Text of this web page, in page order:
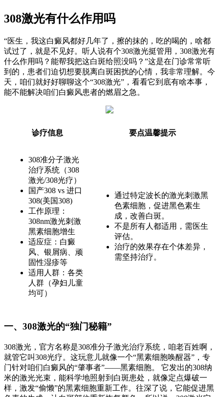
308激光有什么作用吗
“医生，我这白癜风都好几年了，擦的抹的，吃的喝的，啥都
试过了，就是不见好。听人说有个308激光挺管用，308激光有
什么作用吗？能帮我把这白斑给照没吗？”这是在门诊常常听
到的，患者们迫切想要脱离白斑困扰的心情，我非常理解。今
天，咱们就好好聊聊这个“308激光”，看看它到底有啥本事，
能不能解决咱们白癜风患者的燃眉之急。
诊疗信息 要点温馨提示
308准分子激光
治疗系统（308
激光/308光疗）
国产308 vs 进口
308(美国308)
工作原理：
308nm激光刺激
黑素细胞增生
适应症：白癜
风、银屑病、顽
固性湿疹等
适用人群：各类
人群（孕妇儿童
均可）
通过特定波长的激光刺激黑
色素细胞，促进黑色素生
成，改善白斑。
不是所有人都适用，需医生
评估。
治疗的效果存在个体差异，
需坚持治疗。
一、308激光的“独门秘籍”
308激光，官方名称是308准分子激光治疗系统，咱老百姓啊，
就管它叫308光疗。这玩意儿就像一个“黑素细胞唤醒器”，专
门针对咱们白癜风的“肇事者”——黑素细胞。 它发出的308纳
米的激光光束，能科学地照射到白斑患处，就像定点爆破一
样，激发“偷懒”的黑素细胞重新工作。往深了说，它能促进黑